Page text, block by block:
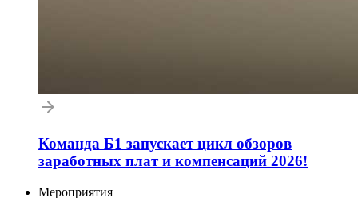
Команда Б1 запускает цикл обзоров
заработных плат и компенсаций 2026!
Мероприятия